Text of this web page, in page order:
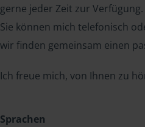
gerne jeder Zeit zur Verfügung.
Sie können mich telefonisch
wir finden gemeinsam einen
Ich freue mich, von Ihnen zu
Sprachen